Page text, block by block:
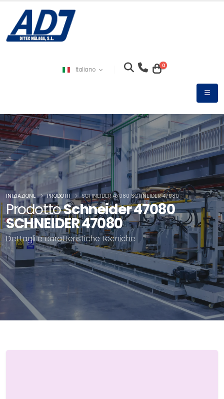
Italiano 0
ProdottoSchneider 47080
SCHNEIDER 47080
Dettagli e caratteristiche tecniche
INIZIAZIONE PRODOTTI SCHNEIDER 47080 SCHNEIDER 47080